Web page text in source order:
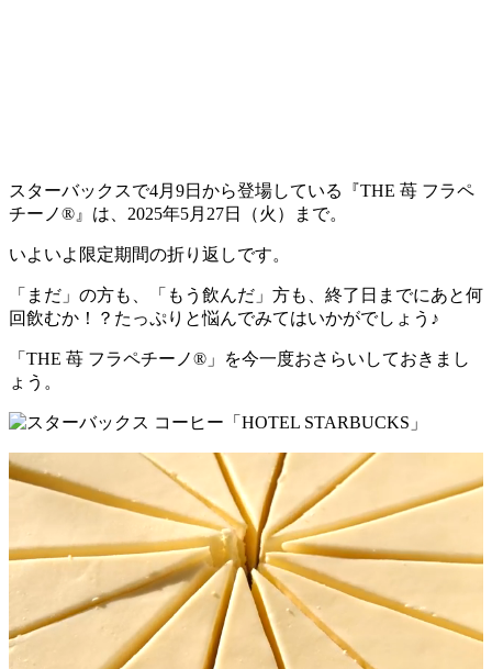
スターバックスで4月9日から登場している『THE 苺 フラペ
チーノ®』は、2025年5月27日（火）まで。
いよいよ限定期間の折り返しです。
「まだ」の方も、「もう飲んだ」方も、終了日までにあと何
回飲むか！？たっぷりと悩んでみてはいかがでしょう♪
「THE 苺 フラペチーノ®」を今一度おさらいしておきまし
ょう。